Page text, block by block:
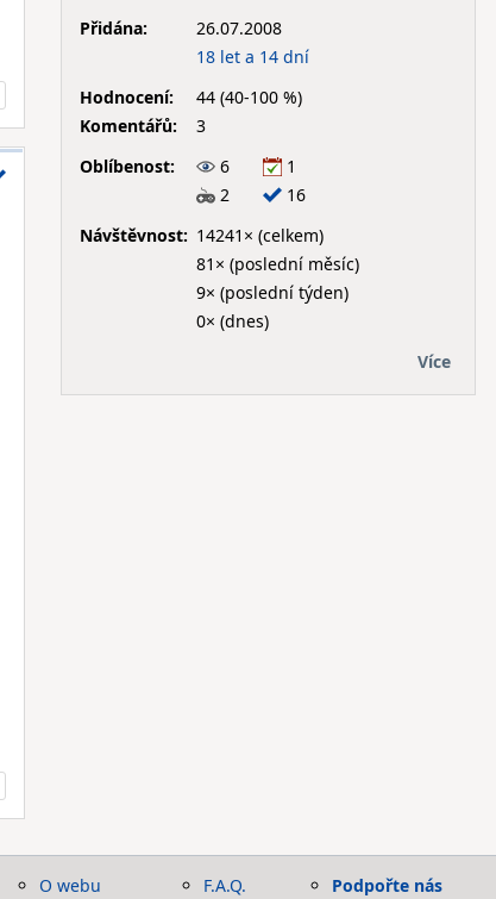
Přidána:
26.07.2008
18 let a 14 dní
Hodnocení:
44 (40-100 %)
Komentářů:
3
Oblíbenost:
6
1
2
16
Návštěvnost: 14241× (celkem)
81× (poslední měsíc)
9× (poslední týden)
0× (dnes)
Více
O webu
F.A.Q.
Podpořte nás